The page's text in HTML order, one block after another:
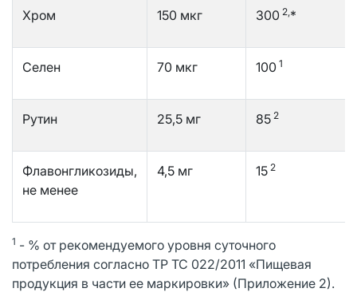
Хром 150 мкг 300 2, *
Селен 70 мкг 100 1
Рутин 25,5 мг 85 2
Флавонгликозиды,
не менее
4,5 мг 15 2
1 - % от рекомендуемого уровня суточного
потребления согласно ТР ТС 022/2011 «Пищевая
продукция в части ее маркировки» (Приложение 2).